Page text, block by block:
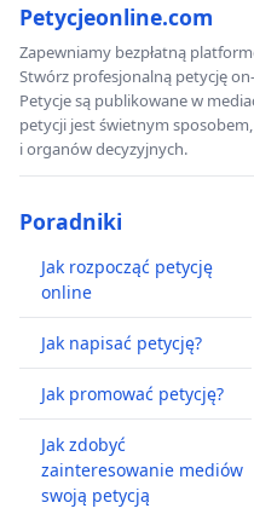
Petycjeonline.com
Zapewniamy bezpłatną
Stwórz profesjonalną petycję
Petycje są publikowane w
petycji jest świetnym
i organów decyzyjnych.
Poradniki
Jak rozpocząć petycję
online
Jak napisać petycję?
Jak promować petycję?
Jak zdobyć
zainteresowanie mediów
swoją petycją